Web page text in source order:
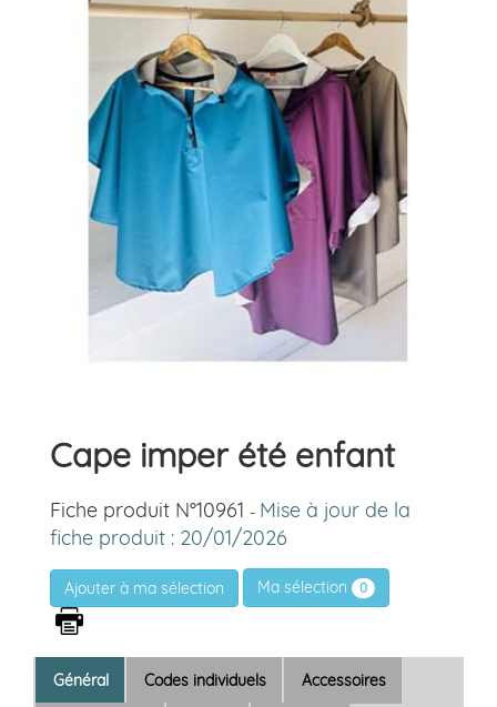
Cape imper été enfant
Fiche produit N°10961 - Mise à jour de la
fiche produit : 20/01/2026
Ma sélection 0
Général Codes individuels Accessoires